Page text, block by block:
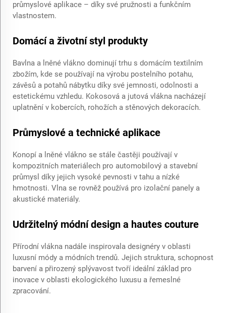
průmyslové aplikace – díky své pružnosti a funkčním
vlastnostem.
Domácí a životní styl produkty
Bavlna a lněné vlákno dominují trhu s domácím textilním
zbožím, kde se používají na výrobu postelního potahu,
závěsů a potahů nábytku díky své jemnosti, odolnosti a
estetickému vzhledu. Kokosová a jutová vlákna nacházejí
uplatnění v kobercích, rohožích a stěnových dekoracích.
Průmyslové a technické aplikace
Konopí a lněné vlákno se stále častěji používají v
kompozitních materiálech pro automobilový a stavební
průmysl díky jejich vysoké pevnosti v tahu a nízké
hmotnosti. Vlna se rovněž používá pro izolační panely a
akustické materiály.
Udržitelný módní design a hautes couture
Přírodní vlákna nadále inspirovala designéry v oblasti
luxusní módy a módních trendů. Jejich struktura, schopnost
barvení a přirozený splývavost tvoří ideální základ pro
inovace v oblasti ekologického luxusu a řemeslné
zpracování.